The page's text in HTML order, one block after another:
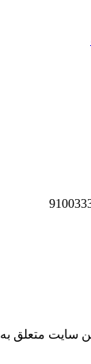
سایت متعلق به